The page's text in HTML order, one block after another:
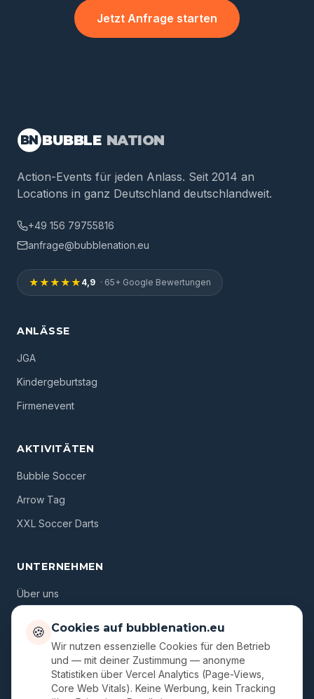
Jetzt Anfrage starten
BN BUBBLE NATION
Action-Events für jeden Anlass. Seit 2014 an
Locations in ganz Deutschland deutschlandweit.
+49 156 79755816
anfrage@bubblenation.eu
★★★★★ 4,9 · 65+ Google Bewertungen
ANLÄSSE
JGA
Kindergeburtstag
Firmenevent
AKTIVITÄTEN
Bubble Soccer
Arrow Tag
XXL Soccer Darts
UNTERNEHMEN
Über uns
Gutscheine
🍪 Cookies auf bubblenation.eu
Wir nutzen essenzielle Cookies für den Betrieb
und — mit deiner Zustimmung — anonyme
Statistiken über Vercel Analytics (Page-Views,
Core Web Vitals). Keine Werbung, kein Tracking